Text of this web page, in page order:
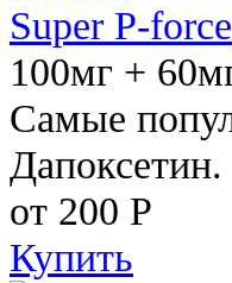
Super P-force
100мг +
Самые
Дапоксетин.
от 200 Р
Купить